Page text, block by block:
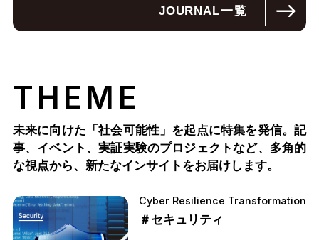
JOURNAL一覧
THEME
未来に向けた「社会可能性」を起点に特集を発信。記
事、イベント、実証実験のプロジェクトなど、多角的
な視点から、新たなインサイトをお届けします。
Cyber Resilience Transformation
＃セキュリティ